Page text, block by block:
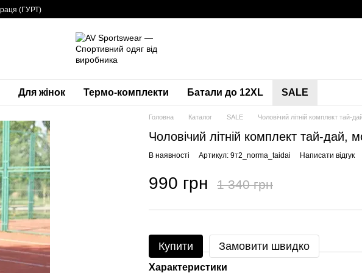
(ГУРТ)
Для жінок Термо-комплекти Батали до 12XL SALE
Головна Каталог SALE Чоловічий літній комплект тай-
Чоловічий літній комплект тай-дай,
В наявності Артикул: 9т2_norma_taidai Написати відгук
990 грн 1 340 грн
Купити Замовити швидко
Характеристики